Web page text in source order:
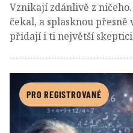
Vznikají zdánlivě z
čekal, a splasknou
přidají i ti největší
přehlédli?
PRO REGISTROVANÉ